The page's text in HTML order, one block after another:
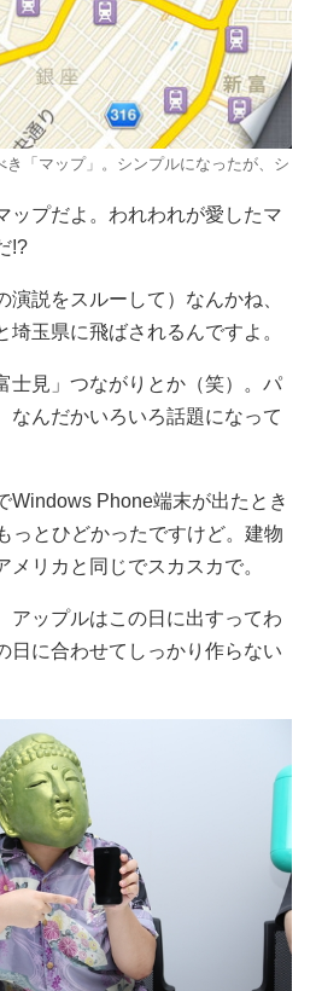
「マップ」。シンプルになったが、シ
プだよ。われわれが愛したマ
!?
説をスルーして）なんかね、
玉県に飛ばされるんですよ。
見」つながりとか（笑）。パ
なんだかいろいろ話題になって
Phone端末が出たとき
っとひどかったですけど。建物
リカと同じでスカスカで。
ップルはこの日に出すってわ
日に合わせてしっかり作らない